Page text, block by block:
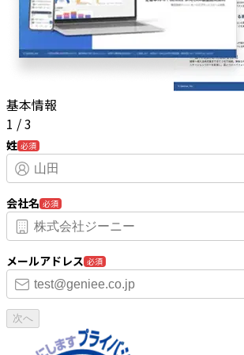
基本情報
1 /3
姓 必須
会社名 必須
メールアドレス 必須
次へ